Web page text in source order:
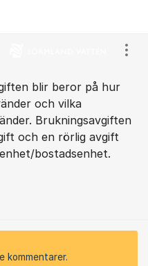
blir beror på hur
och vilka
Brukningsavgiften
och en rörlig avgift
bostadsenhet.
kommentarer.